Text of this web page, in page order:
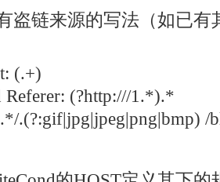
盗链来源的写法（如已有
(.+)
(?http:///1.*).*
/